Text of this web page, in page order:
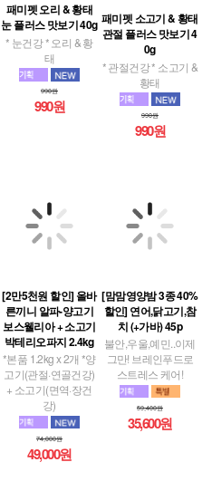
패미펫 오리 & 황태
눈 플러스 맛보기 40g
* 눈건강 * 오리 & 황
태
990원
990원
패미펫 소고기 & 황태
관절 플러스 맛보기 4
0g
* 관절건강 * 소고기 &
황태
990원
990원
[2만5천원 할인] 올바
른끼니 알파-양고기
보스웰리아 + 소고기
박테리오파지 2.4kg
*본품 1.2kg x 2개 *양
고기(관절·연골건강)
+ 소고기(면역·장건
강)
74,000원
49,000원
[맘맘영양밤 3종 40%
할인] 연어,닭고기,참
치 (+가바) 45p
불안,우울,예민..이제
그만! 브레인푸드로
스트레스 케어!
59,400원
35,600원